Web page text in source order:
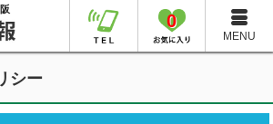
MENU
0
シー